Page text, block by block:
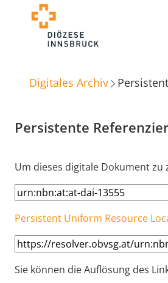
Digitales Archiv
Persistente
Um dieses digitale Dokument
Persistent Uniform Resource
Sie können die Auflösung des